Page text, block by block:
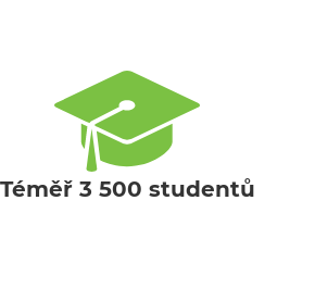
Téměř 3 500 studentů